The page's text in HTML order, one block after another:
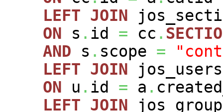
LEFT JOIN
ON s . id = cc .
AND s . scope =
LEFT JOIN
ON u . id = a .
LEFT JOIN